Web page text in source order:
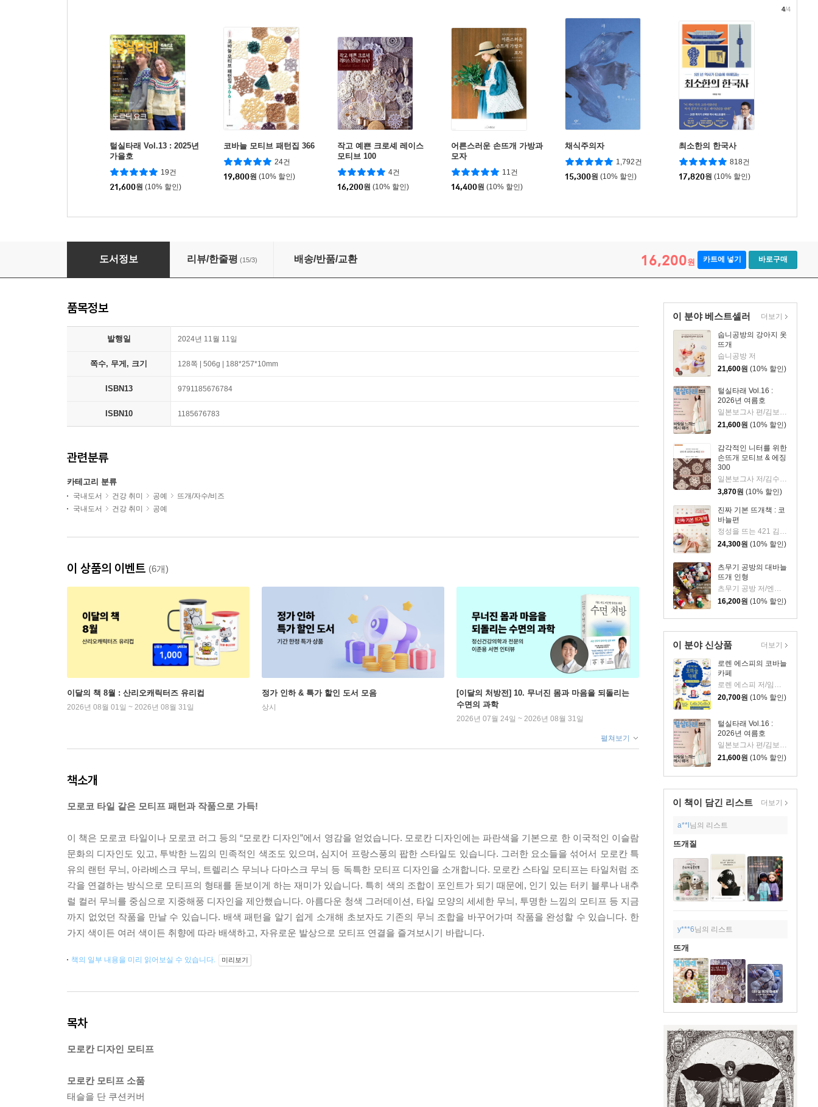
털실타래 Vol.13 : 2025년
가을호
19건
21,600원 (10% 할인)
코바늘 모티브 패턴집 366
24건
19,800원 (10% 할인)
작고 예쁜 크로셰 레이스
모티브 100
4건
16,200원 (10% 할인)
어른스러운 손뜨개 가방과
모자
11건
14,400원 (10% 할인)
채식주의자
1,792건
15,300원 (10% 할인)
최소한의 한국사
818건
17,820원 (10% 할인)
4/4
코바늘로 뜨는 모로칸 디자인 모티프
도서정보 리뷰/한줄평 (15/3) 배송/반품/교환 16,200원 카트에 넣기 바로구매
이 분야 베스트셀러
숩니공방의 강아지 옷
뜨개
숩니공방 저
21,600원 (10% 할인)
털실타래 Vol.16 :
2026년 여름호
일본보그사 편/김보미,김수연,남가영,배혜영역
21,600원 (10% 할인)
감각적인 니터를 위한
손뜨개 모티브 & 에징
300
일본보그사 저/김수정 역/송영예 감수
3,870원 (10% 할인)
진짜 기본 뜨개책 : 코
바늘편
정성을 뜨는 421 김나리 저
24,300원 (10% 할인)
츠무기 공방의 대바늘
뜨개 인형
16,200원 (10% 할인)
더보기
이 분야 신상품
로렌 에스피의 코바늘
카페
로렌 에스피 저/임윤경 역
20,700원 (10% 할인)
털실타래 Vol.16 :
2026년 여름호
일본보그사 편/김보미,김수연,남가영,배혜영역
21,600원 (10% 할인)
더보기
이 책이 담긴 리스트 더보기
a**l 님의 리스트
뜨개질
y***6님의 리스트
뜨개
품목정보
발행일 2024년 11월 11일
쪽수, 무게, 크기 128쪽 | 506g | 188*257*10mm
ISBN13 9791185676784
ISBN10 1185676783
관련분류
카테고리 분류
국내도서 건강 취미 공예
뜨개/자수/비즈
국내도서
건강 취미 공예
이 상품의 이벤트 (6개)
이달의 책 8월 : 산리오캐릭터즈 유리컵
2026년 08월 01일 ~ 2026년 08월 31일
정가 인하 & 특가 할인 도서 모음
상시
[이달의 처방전] 10. 무너진 몸과 마음을 되돌리는
수면의 과학
2026년 07월 24일 ~ 2026년 08월 31일
펼쳐보기
책소개
모로코 타일 같은 모티프 패턴과 작품으로 가득!
이 책은 모로코 타일이나 모로코 러그 등의 “모로칸 디자인”에서 영감을 얻었습니다. 모로칸 디자인에는 파란색을 기본으로 한 이국적인 이슬람
문화의 디자인도 있고, 투박한 느낌의 민족적인 색조도 있으며, 심지어 프랑스풍의 팝한 스타일도 있습니다. 그러한 요소들을 섞어서 모로칸 특
유의 랜턴 무늬, 아라베스크 무늬, 트렐리스 무늬나 다마스크 무늬 등 독특한 모티프 디자인을 소개합니다. 모로칸 스타일 모티프는 타일처럼 조
각을 연결하는 방식으로 모티프의 형태를 돋보이게 하는 재미가 있습니다. 특히 색의 조합이 포인트가 되기 때문에, 인기 있는 터키 블루나 내추
럴 컬러 무늬를 중심으로 지중해풍 디자인을 제안했습니다. 아름다운 청색 그러데이션, 타일 모양의 세세한 무늬, 투명한 느낌의 모티프 등 지금
까지 없었던 작품을 만날 수 있습니다. 배색 패턴을 알기 쉽게 소개해 초보자도 기존의 무늬 조합을 바꾸어가며 작품을 완성할 수 있습니다. 한
가지 색이든 여러 색이든 취향에 따라 배색하고, 자유로운 발상으로 모티프 연결을 즐겨보시기 바랍니다.
책의 일부 내용을 미리 읽어보실 수 있습니다. 미리보기
목차
모로칸 디자인 모티프
모로칸 모티프 소품
태슬을 단 쿠션커버